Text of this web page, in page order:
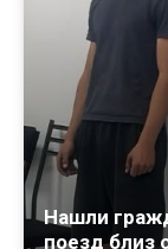
Нашли
поезд близ